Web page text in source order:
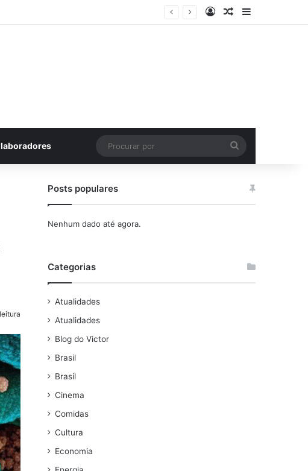
EntrarArtigo aleatório
por
Posts populares
Nenhum dado até agora.
Categorias
Atualidades
Atualidades
Blog do Victor
Brasil
Brasil
Cinema
Comidas
Cultura
Economia